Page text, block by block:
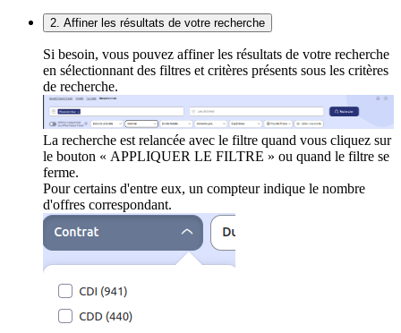
2. Affiner les résultats de votre recherche
Si besoin, vous pouvez affiner les résultats de votre recherche
en sélectionnant des filtres et critères présents sous les critères
de recherche.
La recherche est relancée avec le filtre quand vous cliquez sur
le bouton « APPLIQUER LE FILTRE » ou quand le filtre se
ferme.
Pour certains d'entre eux, un compteur indique le nombre
d'offres correspondant.